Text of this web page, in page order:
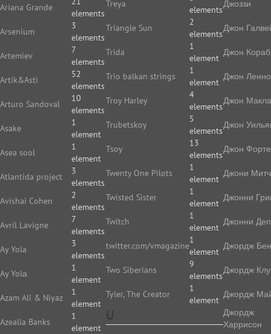
Ariana Grande
elements
Arsenium
3
elements
Artemiev
7
elements
Artik&Asti
52
elements
Arturo Sandoval
10
elements
Asake
1
element
Asea sool
1
element
Atlantida project
3
elements
Avishai Cohen
2
elements
Avril Lavigne
7
elements
Ay Yola
3
elements
Ay Yolа
1
element
Azam Ali & Niyaz
1
element
Azealia Banks
1
element
Treya
elements
Triangle Sun
2
elements
Trida
1
element
Trio balkan strings
1
element
Troy Harley
4
elements
Trubetskoy
5
elements
Tsoy
13
elements
Twenty One Pilots
1
element
Twisted Sister
1
element
Twitch
1
element
twitter.com/vmagazine
1
element
Two Siberians
9
elements
Tyler, The Creator
1
element
U
Джоззи
Джон
Джон
Джон
Джон
Джон
Джон Форте
Джони
Джонни
Джонни
Джордж
Джордж
Джордж
Джордж
Харрисон